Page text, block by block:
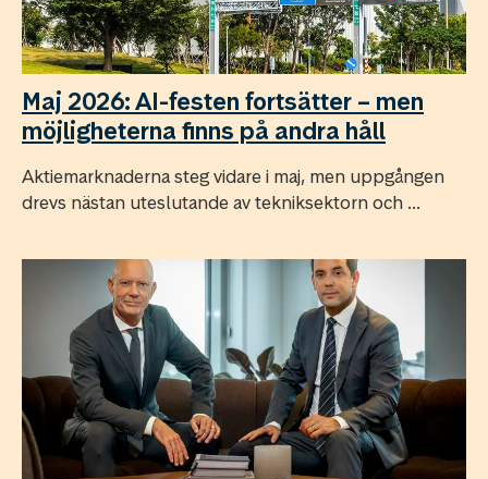
Maj 2026: AI-festen fortsätter – men
möjligheterna finns på andra håll
Aktiemarknaderna steg vidare i maj, men uppgången
drevs nästan uteslutande av tekniksektorn och ...